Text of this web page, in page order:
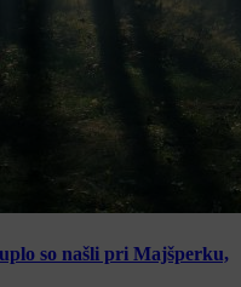
so našli pri Majšperku,